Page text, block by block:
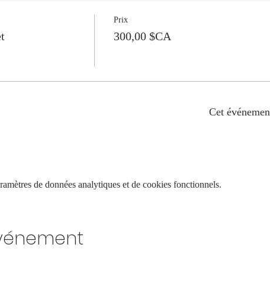
Prix
300,00 $CA
Cet
de données analytiques et de cookies fonctionnels.